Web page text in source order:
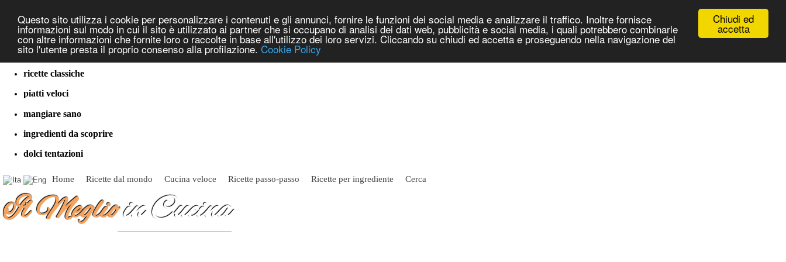
Chiudi ed
accetta
Questo sito utilizza i cookie per personalizzare i contenuti e gli annunci, fornire le funzioni dei social media e analizzare il traffico. Inoltre fornisce
informazioni sul modo in cui il sito è utilizzato ai partner che si occupano di analisi dei dati web, pubblicità e social media, i quali potrebbero combinarle
con altre informazioni che fornite loro o raccolte in base all'utilizzo dei loro servizi. Cliccando su chiudi ed accetta e proseguendo nella navigazione del
sito l'utente presta il proprio consenso alla profilazione. Cookie Policy
cucina dal mondo
ricette classiche
piatti veloci
mangiare sano
ingredienti da scoprire
dolci tentazioni
Home Ricette dal mondo Cucina veloce Ricette passo-passo Ricette per ingrediente Cerca
Il Meglioin Cucina